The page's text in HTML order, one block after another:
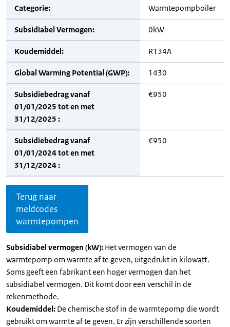
Categorie: Warmtepompboiler
Subsidiabel Vermogen: 0kW
Koudemiddel: R134A
Global Warming Potential (GWP): 1430
Subsidiebedrag vanaf
01/01/2025 tot en met
31/12/2025 :
€950
Subsidiebedrag vanaf
01/01/2024 tot en met
31/12/2024 :
€950
Terug naar
meldcodes
warmtepompen
Subsidiabel vermogen (kW): Het vermogen van de
warmtepomp om warmte af te geven, uitgedrukt in kilowatt.
Soms geeft een fabrikant een hoger vermogen dan het
subsidiabel vermogen. Dit komt door een verschil in de
rekenmethode.
Koudemiddel: De chemische stof in de warmtepomp die wordt
gebruikt om warmte af te geven. Er zijn verschillende soorten